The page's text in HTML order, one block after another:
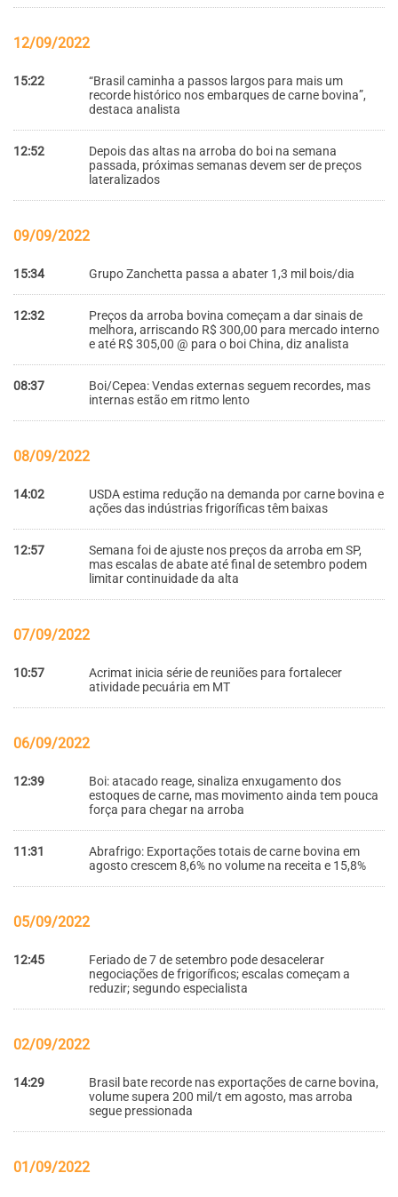
12/09/2022
15:22
“Brasil caminha a passos largos para mais um
recorde histórico nos embarques de carne bovina”,
destaca analista
12:52
Depois das altas na arroba do boi na semana
passada, próximas semanas devem ser de preços
lateralizados
09/09/2022
15:34 Grupo Zanchetta passa a abater 1,3 mil bois/dia
12:32
Preços da arroba bovina começam a dar sinais de
melhora, arriscando R$ 300,00 para mercado interno
e até R$ 305,00 @ para o boi China, diz analista
08:37
Boi/Cepea: Vendas externas seguem recordes, mas
internas estão em ritmo lento
08/09/2022
14:02
USDA estima redução na demanda por carne bovina e
ações das indústrias frigoríficas têm baixas
12:57
Semana foi de ajuste nos preços da arroba em SP,
mas escalas de abate até final de setembro podem
limitar continuidade da alta
07/09/2022
10:57
Acrimat inicia série de reuniões para fortalecer
atividade pecuária em MT
06/09/2022
12:39
Boi: atacado reage, sinaliza enxugamento dos
estoques de carne, mas movimento ainda tem pouca
força para chegar na arroba
11:31
Abrafrigo: Exportações totais de carne bovina em
agosto crescem 8,6% no volume na receita e 15,8%
05/09/2022
12:45
Feriado de 7 de setembro pode desacelerar
negociações de frigoríficos; escalas começam a
reduzir; segundo especialista
02/09/2022
14:29
Brasil bate recorde nas exportações de carne bovina,
volume supera 200 mil/t em agosto, mas arroba
segue pressionada
01/09/2022